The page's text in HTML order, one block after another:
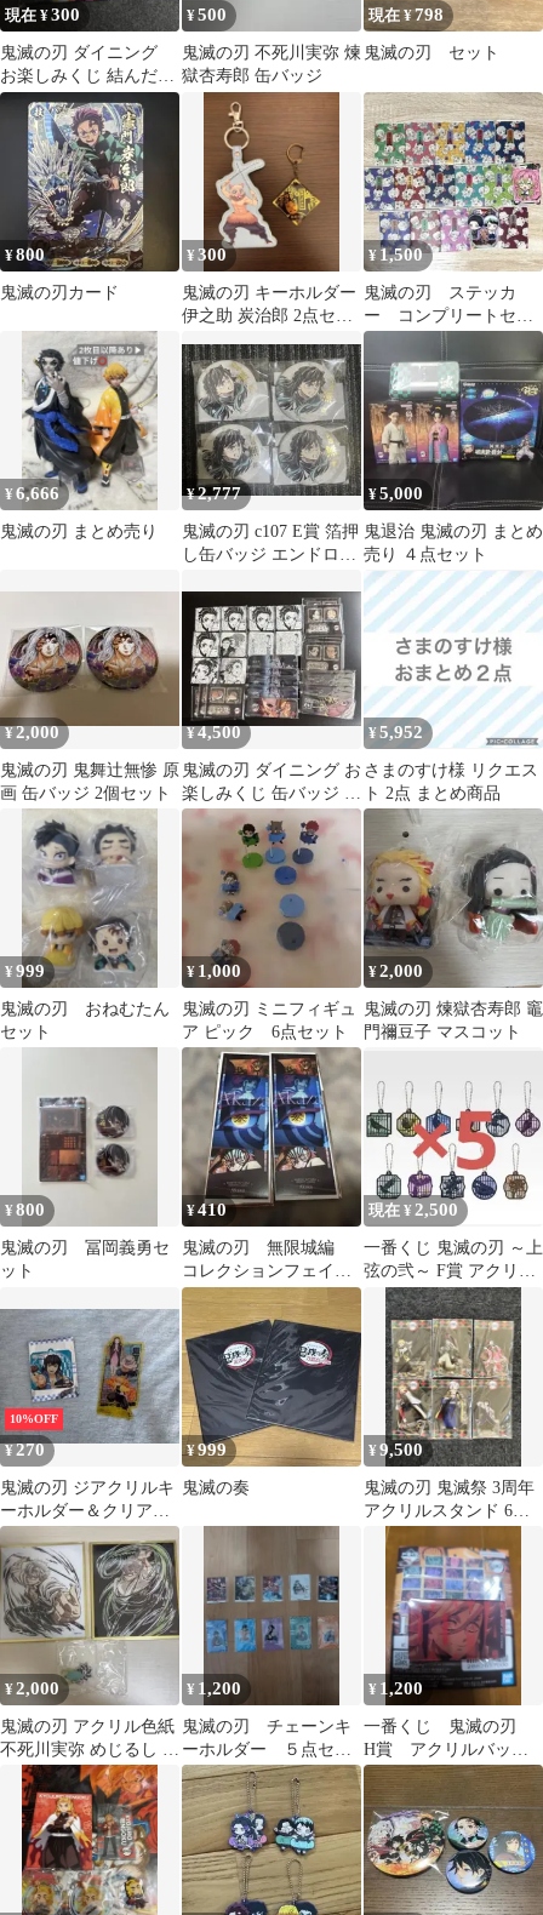
現在 ¥300
鬼滅の刃 ダイニング
お楽しみくじ 結んだ
縁 缶バッジ 禰豆子
¥500
鬼滅の刃 不死川実弥 煉
獄杏寿郎 缶バッジ
現在 ¥798
鬼滅の刃 セット
¥800
鬼滅の刃カード
¥300
鬼滅の刃 キーホルダー
伊之助 炭治郎 2点セッ
¥ 1,500
鬼滅の刃 ステッカ
ー コンプリートセッ
ト
¥6,666
鬼滅の刃 まとめ売り
¥2,777
鬼滅の刃 c107 E賞 箔押
し缶バッジ エンドロー
¥5,000
鬼退治 鬼滅の刃 まとめ
売り ４点セット
¥2,000
鬼滅の刃 鬼舞辻無惨 原
画 缶バッジ 2個セット
¥4,500
鬼滅の刃 ダイニング お
楽しみくじ 缶バッジ カ
ード アクリルステッカ
ー セット
¥ 5,952
さまのすけ様 リクエス
ト 2点 まとめ商品
¥999
鬼滅の刃 おねむたん
セット
¥ 1,000
鬼滅の刃 ミニフィギュ
ア ピック 6点セット
¥2,000
鬼滅の刃 煉獄杏寿郎 竈
門禰豆子 マスコット
¥800
鬼滅の刃 冨岡義勇セ
ット
¥410
鬼滅の刃 無限城編
コレクションフェイス
カード 猗窩座 2点セ
ット
現在 ¥ 2,500
一番くじ 鬼滅の刃 ～上
弦の弐～ F賞 アクリル
チャーム 5個セット
新品未開封
10%OFF
¥270
鬼滅の刃 ジアクリルキ
ーホルダー＆クリアカ
ード 2種セット
¥999
鬼滅の奏
¥9,500
鬼滅の刃 鬼滅祭 3周年
アクリルスタンド 6種
セット
¥2,000
鬼滅の刃 アクリル色紙
不死川実弥 めじるし セ
ット
¥ 1,200
鬼滅の刃 チェーンキ
ーホルダー ５点セッ
ト
¥ 1,200
一番くじ 鬼滅の刃
H賞 アクリルバッ
ジ 3個セット